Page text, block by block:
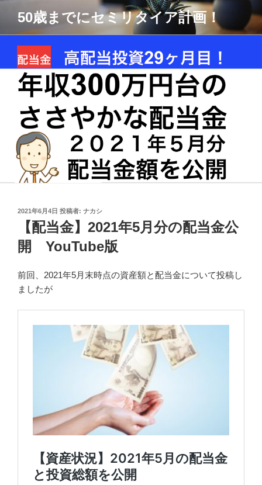
テ
50歳までにセミリタイア計画！
投
2021年6月4日 投稿者: ナカシ
【配当金】2021年5月分の配当金公
開 YouTube版
前回、2021年5月末時点の資産額と配当金について投稿し
ましたが